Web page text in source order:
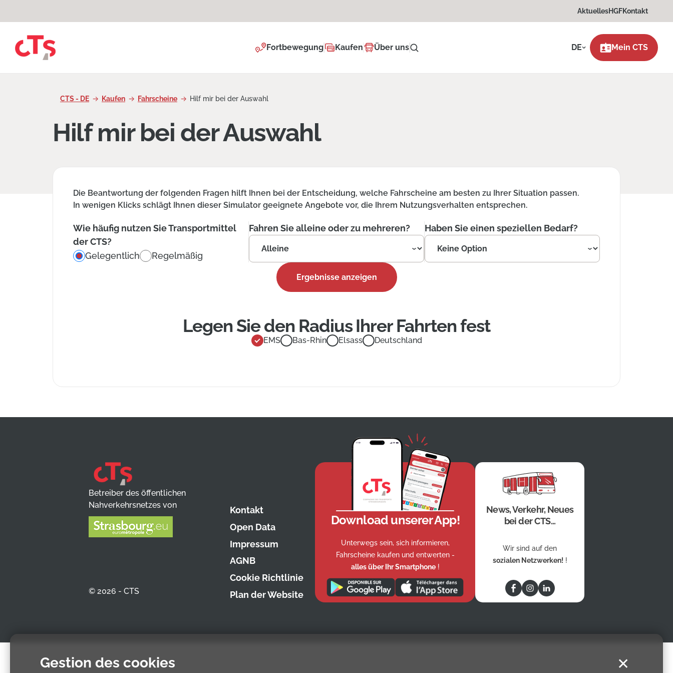
Gestion des cookies ✕
AktuellesHGFKontakt
Fortbewegung Kaufen Über uns DE Mein CTS
CTS - DE Kaufen Fahrscheine Hilf mir bei der Auswahl
Hilf mir bei der Auswahl
Die Beantwortung der folgenden Fragen hilft Ihnen bei der Entscheidung, welche Fahrscheine am besten zu Ihrer Situation passen.
In wenigen Klicks schlägt Ihnen dieser Simulator geeignete Angebote vor, die Ihrem Nutzungsverhalten entsprechen.
Wie häufig nutzen Sie Transportmittel
der CTS?
Gelegentlich
Regelmäßig
Fahren Sie alleine oder zu mehreren? Haben Sie einen speziellen Bedarf?
Ergebnisse anzeigen
Legen Sie den Radius Ihrer Fahrten fest
EMS Bas-Rhin Elsass Deutschland
Betreiber des öffentlichen
Nahverkehrsnetzes von
© 2026 - CTS
Kontakt
Open Data
Impressum
AGNB
Cookie Richtlinie
Plan der Website
Download unserer App!
Unterwegs sein, sich informieren,
Fahrscheine kaufen und entwerten -
alles über Ihr Smartphone !
News, Verkehr, Neues
bei der CTS...
Wir sind auf den
sozialen Netzwerken! !